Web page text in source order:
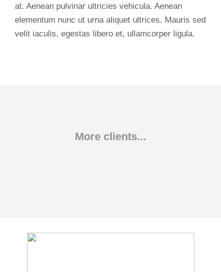
at. Aenean pulvinar ultricies vehicula. Aenean
elementum nunc ut urna aliquet ultrices. Mauris sed
velit iaculis, egestas libero et, ullamcorper ligula.
More clients...